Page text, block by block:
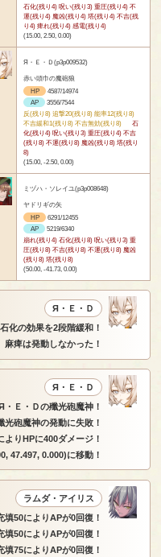
石化(残り4) 呪い(残り3) 重圧(残り4) 不
運(残り4) 魔凶(残り4) 塔(残り4) 不吉(残
り4) 痺れ(残り4) 感電(残り4)
(15.00, 2.50, 0.00)
Я・Ｅ・Ｄ(p3p009532)
赤い頭巾の魔砲狼
HP
4587/14974
AP
3556/7544
反(残り8) 追撃20(残り8) 能率12(残り8)
不吉緩和1(残り8) 不吉無効(残り8)
石
化(残り4) 呪い(残り3) 重圧(残り4) 不吉
(残り8) 不運(残り8) 魔凶(残り8) 塔(残り
8)
(15.00, -2.50, 0.00)
ミヅハ・ソレイユ(p3p008648)
ヤドリギの矢
HP
6291/12455
AP
5219/6340
崩れ(残り4) 石化(残り8) 呪い(残り3) 重
圧(残り8) 不吉(残り8) 不運(残り8) 魔凶
(残り8) 塔(残り8)
(50.00, -41.73, 0.00)
Я・Ｅ・Ｄ
石化の効果を2段階緩和！
麻痺は発動しなかった！
Я・Ｅ・Ｄ
・Ｅ・Ｄの殲光砲魔神！
光砲魔神の発動に失敗！
よりHPに400ダメージ！
47.497, 0.000)に移動！
ラムダ・アイリス
填50によりAPが0回復！
填50によりAPが0回復！
填75によりAPが0回復！